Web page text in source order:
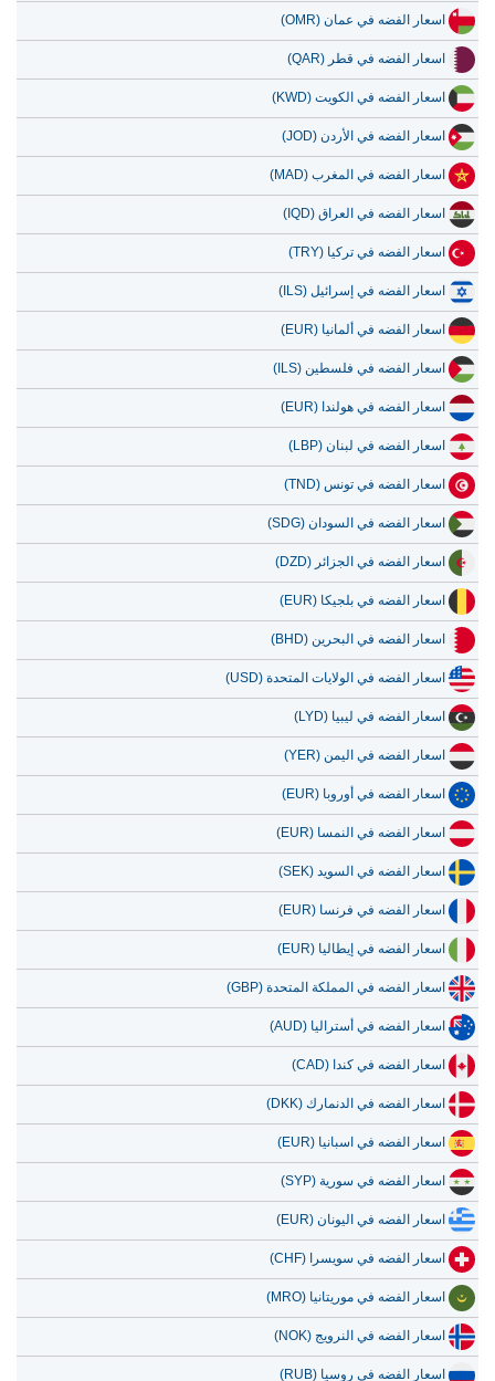
11 يوليو 2026 1,079,435.82
34,708.55
10 يوليو 2026 1,075,681.56
34,587.83
9 يوليو 2026 1,091,750.18
8 يوليو 2026
7 يوليو 2026 1,095,929.79
اسعار الفضه في قطر (QAR)
اسعار الفضه في الكويت (KWD)
اسعار الفضه في الأردن (JOD)
اسعار الفضه في المغرب (MAD)
اسعار الفضه في العراق (IQD)
اسعار الفضه في تركيا (TRY)
اسعار الفضه في إسرائيل (ILS)
اسعار الفضه في ألمانيا (EUR)
اسعار الفضه في فلسطين (ILS)
اسعار الفضه في هولندا (EUR)
اسعار الفضه في لبنان (LBP)
اسعار الفضه في تونس (TND)
اسعار الفضه في السودان (SDG)
اسعار الفضه في الجزائر (DZD)
اسعار الفضه في بلجيكا (EUR)
اسعار الفضه في البحرين (BHD)
اسعار الفضه في الولايات المتحدة (USD)
اسعار الفضه في ليبيا (LYD)
اسعار الفضه في اليمن (YER)
اسعار الفضه في أوروبا (EUR)
اسعار الفضه في النمسا (EUR)
اسعار الفضه في السويد (SEK)
اسعار الفضه في فرنسا (EUR)
اسعار الفضه في إيطاليا (EUR)
اسعار الفضه في المملكة المتحدة (GBP)
اسعار الفضه في أستراليا (AUD)
اسعار الفضه في كندا (CAD)
اسعار الفضه في الدنمارك (DKK)
اسعار الفضه في اسبانيا (EUR)
اسعار الفضه في سورية (SYP)
اسعار الفضه في اليونان (EUR)
اسعار الفضه في سويسرا (CHF)
اسعار الفضه في موريتانيا (MRO)
اسعار الفضه في النرويج (NOK)
اسعار الفضه في روسيا (RUB)
اسعار الفضه في الهند (INR)